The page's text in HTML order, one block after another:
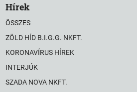
Hírek
ÖSSZES
ZÖLD HÍD B.I.G.G. NKFT.
KORONAVÍRUS HÍREK
INTERJÚK
SZADA NOVA NKFT.